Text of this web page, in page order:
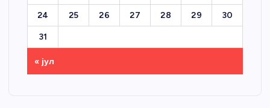
24 25 26 27 28 29 30
31
« јул